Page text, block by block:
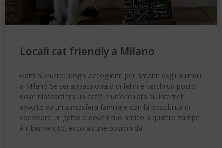
Locali cat friendly a Milano
Gatti & Gusto: luoghi accoglienti per amanti degli animali
a Milano Se sei appassionato di felini e cerchi un posto
dove rilassarti tra un caffè e un’occhiata su internet,
avvolto da un’atmosfera familiare con la possibilità di
coccolare un gatto o dove il tuo amico a quattro zampe
è il benvenuto, ecco alcune opzioni da